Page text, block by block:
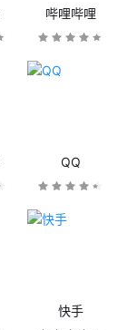
哔哩哔哩
QQ
快手